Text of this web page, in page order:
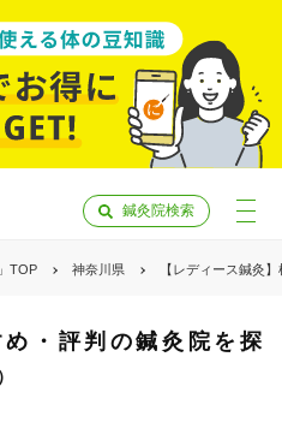
鍼灸院検索
TOP 神奈川県 【レディース鍼灸
・評判の鍼灸院を探